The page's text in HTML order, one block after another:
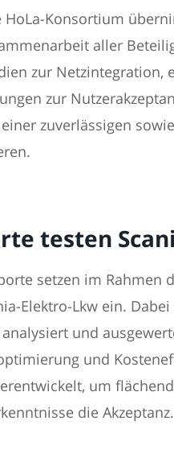
HoLa-Konsortium
aller
zur
zur
zuverlässigen
testen
setzen im Rahmen
Elektro-Lkw ein.
und
und
um
die Akzeptanz.